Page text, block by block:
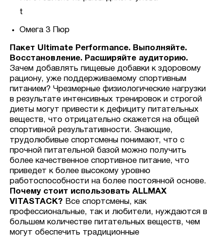
t
Омега 3 Пюр
Пакет Ultimate Performance. Выполняйте.
Восстановление. Расширяйте аудиторию.
Зачем добавлять пищевые добавки к здоровому
рациону, уже поддерживаемому спортивным
питанием? Чрезмерные физиологические нагрузки
в результате интенсивных тренировок и строгой
диеты могут привести к дефициту питательных
веществ, что отрицательно скажется на общей
спортивной результативности. Знающие,
трудолюбивые спортсмены понимают, что с
прочной питательной базой можно получить
более качественное спортивное питание, что
приведет к более высокому уровню
работоспособности на более постоянной основе.
Почему стоит использовать ALLMAX
VITASTACK? Все спортсмены, как
профессиональные, так и любители, нуждаются в
большем количестве питательных веществ, чем
могут обеспечить традиционные